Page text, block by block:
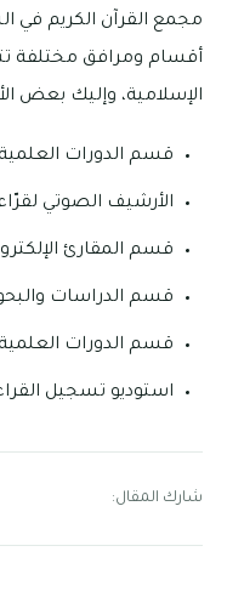
مجمع القرآن الكريم في
أقسام ومرافق مختلفة
الإسلامية، وإليك بعض
قسم الدورات
الأرشيف الصوتي
قسم المقارئ
قسم الدراسات
قسم الدورات
استوديو تسجيل
شارك المقال: